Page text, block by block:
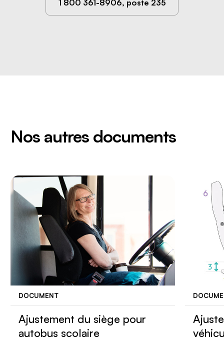
1 800 361-8906, poste 235
Nos autres documents
DOCUMENT
Ajustement du siège pour
autobus scolaire